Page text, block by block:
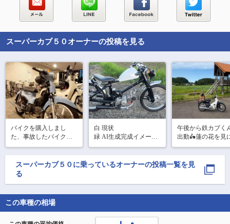
スーパーカブ５０ オーナーの投稿を見る
バイクを購入しまし
た、事故したバイクな
んだから色々な修理を
しなきゃだな。。。一
応ここまでが出来て感
謝します。
白 現状
緑 AI生成完成イメージ
完成までいつまでかか
るのか…完成したらカ
ブミーティング行って
午後から鉄カブく
出動🛵蓮の花を見
きましたが、あま
いてない💦そこに
散歩をしているお
ゃんが「見頃は朝
スーパーカブ５０ に乗っているオーナーの投稿一覧を見
る
この車種の相場